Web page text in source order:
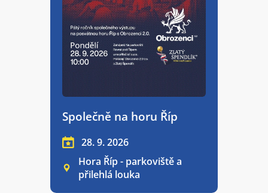
Společně na horu Říp
28. 9. 2026
Hora Říp - parkoviště a
přilehlá louka